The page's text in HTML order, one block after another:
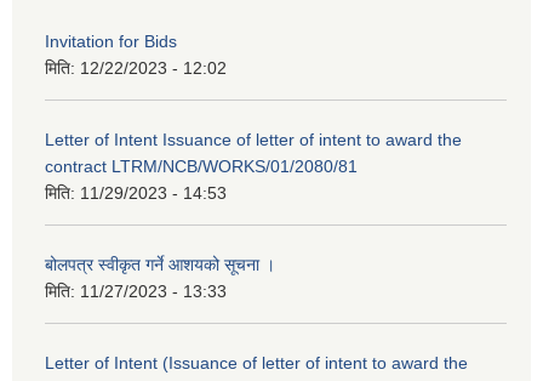
Invitation for Bids
मिति: 12/22/2023 - 12:02
Letter of Intent Issuance of letter of intent to award the
contract LTRM/NCB/WORKS/01/2080/81
मिति: 11/29/2023 - 14:53
बोलपत्र स्वीकृत गर्ने आशयको सूचना ।
मिति: 11/27/2023 - 13:33
Letter of Intent (Issuance of letter of intent to award the